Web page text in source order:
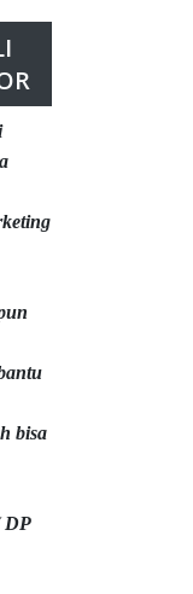
bisa
DP